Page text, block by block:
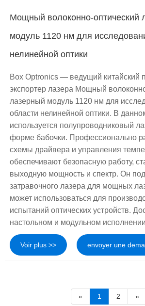
Мощный волоконно-оптический
модуль 1120 нм для
нелинейной оптики
Box Optronics — ведущий китайский
экспортер лазера Мощный
лазерный модуль 1120 нм для
области нелинейной оптики. В
используется полупроводниковый
форме бабочки. Профессионально
схемы драйвера и управления
обеспечивают безопасную работу,
выходную мощность и спектр. Он
затравочного лазера для мощных
может использоваться для
испытаний оптических устройств.
настольном и модульном
Voir plus >> envoyer une
« 1 2 »